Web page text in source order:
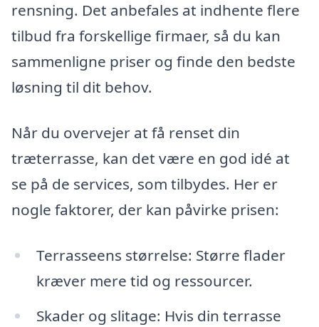
rensning. Det anbefales at indhente flere
tilbud fra forskellige firmaer, så du kan
sammenligne priser og finde den bedste
løsning til dit behov.
Når du overvejer at få renset din
træterrasse, kan det være en god idé at
se på de services, som tilbydes. Her er
nogle faktorer, der kan påvirke prisen:
Terrasseens størrelse: Større flader
kræver mere tid og ressourcer.
Skader og slitage: Hvis din terrasse